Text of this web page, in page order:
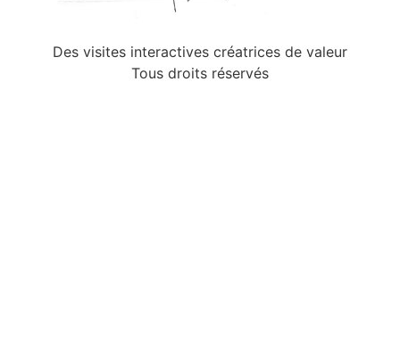
Des visites interactives créatrices de valeur
Tous droits réservés